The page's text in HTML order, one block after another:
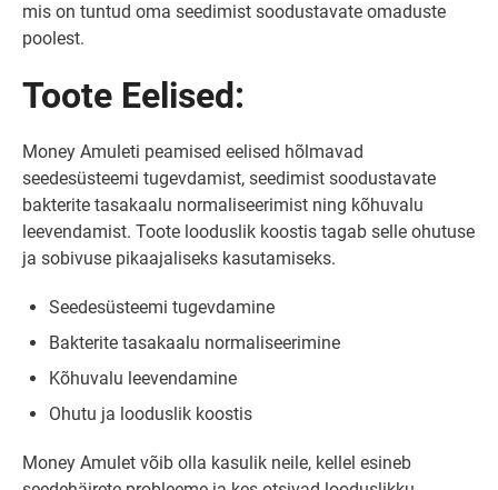
mis on tuntud oma seedimist soodustavate omaduste
poolest.
Toote Eelised:
Money Amuleti peamised eelised hõlmavad
seedesüsteemi tugevdamist, seedimist soodustavate
bakterite tasakaalu normaliseerimist ning kõhuvalu
leevendamist. Toote looduslik koostis tagab selle ohutuse
ja sobivuse pikaajaliseks kasutamiseks.
Seedesüsteemi tugevdamine
Bakterite tasakaalu normaliseerimine
Kõhuvalu leevendamine
Ohutu ja looduslik koostis
Money Amulet võib olla kasulik neile, kellel esineb